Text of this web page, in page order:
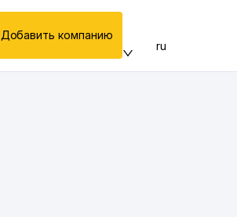
Добавить компанию
ru